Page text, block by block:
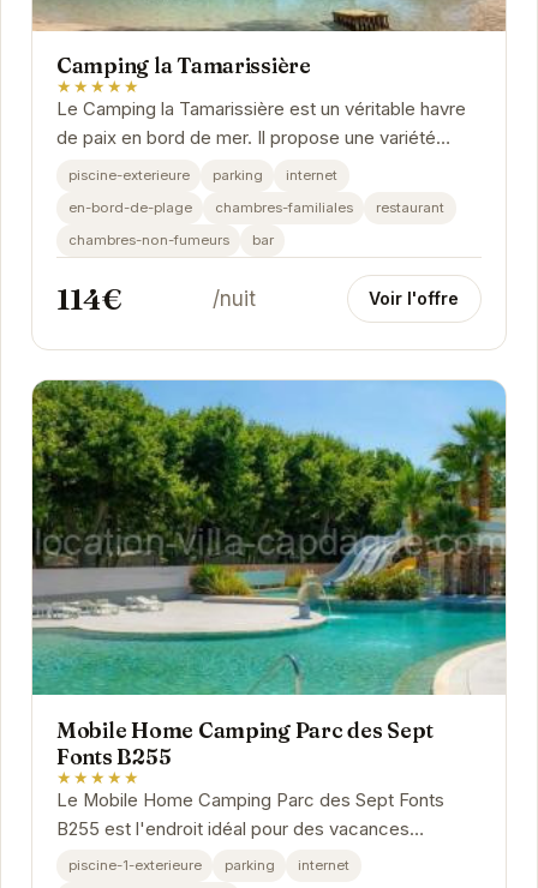
Camping la Tamarissière
★★★★★
Le Camping la Tamarissière est un véritable havre
de paix en bord de mer. Il propose une variété
d'hébergements et d'activités pour tous les...
piscine-exterieure parking
internet
en-bord-de-plage
chambres-familiales
restaurant
chambres-non-fumeurs
bar
114€ /nuit Voir l'offre
Mobile Home Camping Parc des Sept
Fonts B255
★★★★★
Le Mobile Home Camping Parc des Sept Fonts
B255 est l'endroit idéal pour des vacances
réussies. Avec son emplacement privilégié à Agde,
piscine-1-exterieure parking
internet